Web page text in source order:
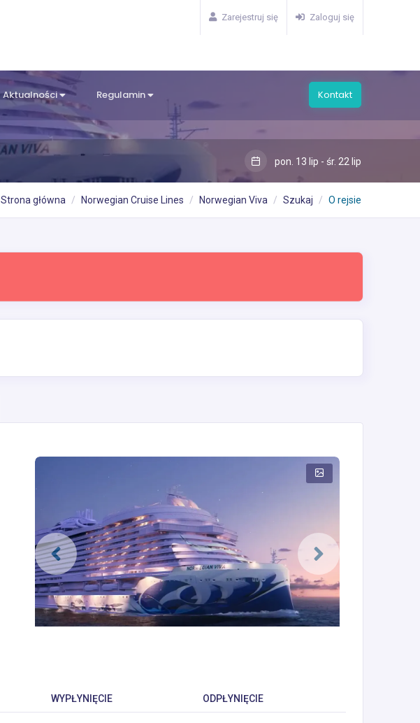
Zarejestruj się Zaloguj się
Aktualności Regulamin Kontakt
pon. 13 lip - śr. 22 lip
Strona główna Norwegian Cruise Lines Norwegian Viva Szukaj O rejsie
WYPŁYNIĘCIE ODPŁYNIĘCIE